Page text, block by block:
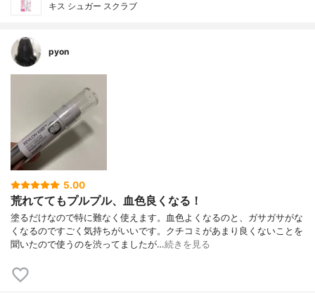
キス シュガー スクラブ
pyon
5.00
荒れててもプルプル、血色良くなる！
塗るだけなので特に難なく使えます。血色よくなるのと、ガサガサがな
くなるのですごく気持ちがいいです。クチコミがあまり良くないことを
聞いたので使うのを渋ってましたが…続きを見る